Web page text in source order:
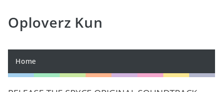
Oploverz Kun
Home